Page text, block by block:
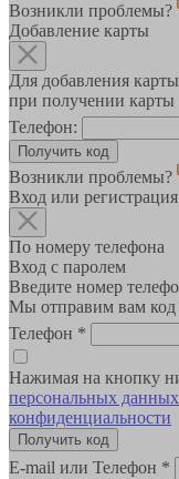
Возникли проблемы?
Добавление карты
Для добавления
при получении карты
Телефон:
Возникли проблемы?
Вход или регистрация
По номеру телефона
Вход с паролем
Введите номер
Мы отправим вам код
Телефон *
Нажимая на кнопку
персональных данных
конфиденциальности
E-mail или Телефон *